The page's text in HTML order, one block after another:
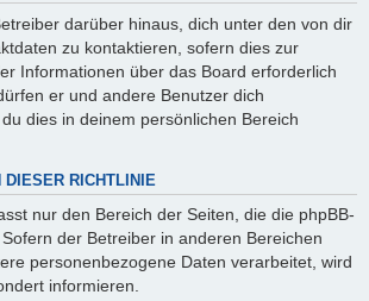
darüber hinaus, dich unter den von dir
zu kontaktieren, sofern dies zur
Informationen über das Board erforderlich
er und andere Benutzer dich
dies in deinem persönlichen Bereich
DIESER RICHTLINIE
nur den Bereich der Seiten, die die phpBB-
der Betreiber in anderen Bereichen
personenbezogene Daten verarbeitet, wird
informieren.